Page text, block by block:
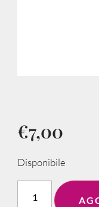
€7,00
Disponibile